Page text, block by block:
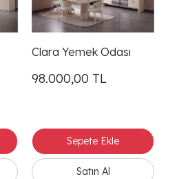
Clara Yemek Odası
98.000,00 TL